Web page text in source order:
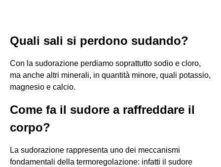
Quali sali si perdono sudando?
Con la sudorazione perdiamo soprattutto sodio e cloro,
ma anche altri minerali, in quantità minore, quali potassio,
magnesio e calcio.
Come fa il sudore a raffreddare il
corpo?
La sudorazione rappresenta uno dei meccanismi
fondamentali della termoregolazione: infatti il sudore